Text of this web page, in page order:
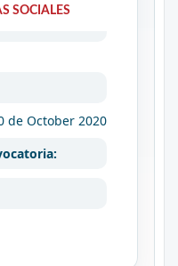
SOCIALES
ACADEMIA
de October 2020